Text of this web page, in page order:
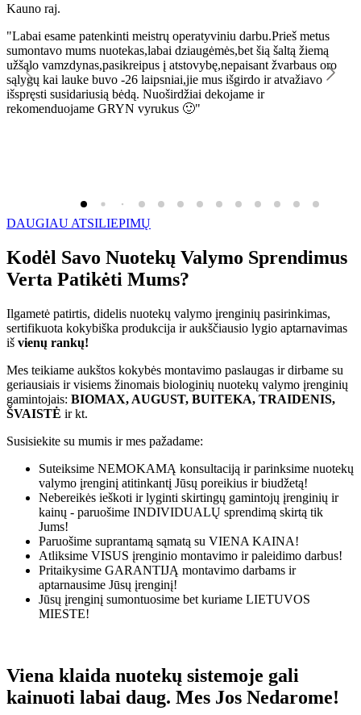
Kauno raj.
"Labai esame patenkinti meistrų operatyviniu darbu.Prieš metus
sumontavo mums nuotekas,labai dziaugėmės,bet šią šaltą žiemą
užšąlo vamzdynas,pasikreipus į atstovybę,nepaisant žvarbaus oro
sąlygų kai lauke buvo -26 laipsniai,jie mus išgirdo ir atvažiavo
išspręsti susidariusią bėdą. Nuoširdžiai dekojame ir
rekomenduojame GRYN vyrukus 🙂"
DAUGIAU ATSILIEPIMŲ
Kodėl Savo Nuotekų Valymo Sprendimus
Verta Patikėti Mums?
Ilgametė patirtis, didelis nuotekų valymo įrenginių pasirinkimas,
sertifikuota kokybiška produkcija ir aukščiausio lygio aptarnavimas
iš vienų rankų!
Mes teikiame aukštos kokybės montavimo paslaugas ir dirbame su
geriausiais ir visiems žinomais biologinių nuotekų valymo įrenginių
gamintojais: BIOMAX, AUGUST, BUITEKA, TRAIDENIS,
ŠVAISTĖ ir kt.
Susisiekite su mumis ir mes pažadame:
Suteiksime NEMOKAMĄ konsultaciją ir parinksime nuotekų
valymo įrenginį atitinkantį Jūsų poreikius ir biudžetą!
Nebereikės ieškoti ir lyginti skirtingų gamintojų įrenginių ir
kainų - paruošime INDIVIDUALŲ sprendimą skirtą tik
Jums!
Paruošime suprantamą sąmatą su VIENA KAINA!
Atliksime VISUS įrenginio montavimo ir paleidimo darbus!
Pritaikysime GARANTIJĄ montavimo darbams ir
aptarnausime Jūsų įrenginį!
Jūsų įrenginį sumontuosime bet kuriame LIETUVOS
MIESTE!
Viena klaida nuotekų sistemoje gali
kainuoti labai daug. Mes Jos Nedarome!